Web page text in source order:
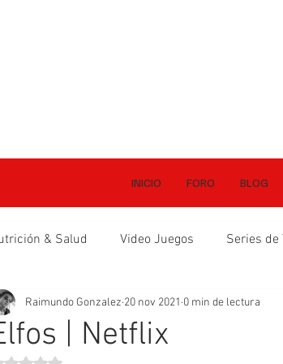
INICIO FORO BLOG
& Salud Video Juegos Series de
| Netflix
Raimundo Gonzalez 20 nov 2021 0 min de lectura